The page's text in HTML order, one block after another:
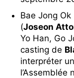
Bae Jong Ok
(Joseon
Yo Han, Go
casting de
interpréter
l’Assemblée